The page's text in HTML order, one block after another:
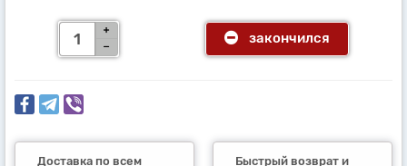
закончился
Доставка по всем
Быстрый возврат и